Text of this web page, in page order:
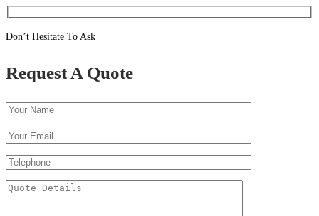
Don’t Hesitate To Ask
Request A Quote